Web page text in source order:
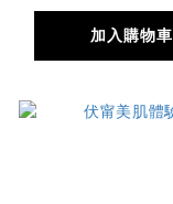
加入購物車